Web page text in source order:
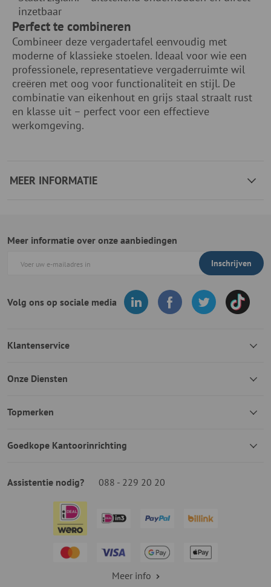
inzetbaar
Perfect te combineren
Combineer deze vergadertafel eenvoudig met
moderne of klassieke stoelen. Ideaal voor wie een
professionele, representatieve vergaderruimte wil
creëren met oog voor functionaliteit en stijl. De
combinatie van eikenhout en grijs staal straalt rust
en klasse uit – perfect voor een effectieve
werkomgeving.
MEER INFORMATIE
Meer informatie over onze aanbiedingen
Inschrijven
Volg ons op sociale media
Klantenservice
Onze Diensten
Topmerken
Goedkope Kantoorinrichting
Assistentie nodig? 088 - 229 20 20
Meer info